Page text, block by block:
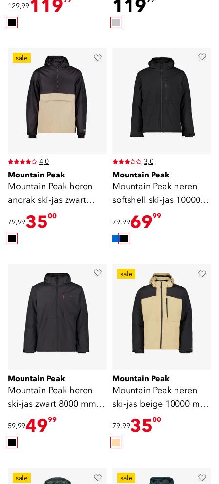
129,99119 119
sale
4,0
Mountain Peak
Mountain Peak heren
anorak ski-jas zwart
beige
79,993500
3,0
Mountain Peak
Mountain Peak heren
softshell ski-jas 10000
mm waterkolom
79,996999
Mountain Peak
Mountain Peak heren
ski-jas zwart 8000 mm
waterkolom
59,994999
sale
Mountain Peak
Mountain Peak heren
ski-jas beige 10000 mm
waterkolom
79,993500
sale sale